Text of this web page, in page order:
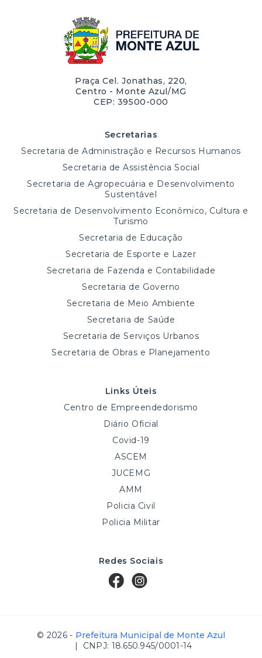
Praça Cel. Jonathas, 220,
Centro - Monte Azul/MG
CEP: 39500-000
Secretarias
Secretaria de Administração e Recursos Humanos
Secretaria de Assistência Social
Secretaria de Agropecuária e Desenvolvimento
Sustentável
Secretaria de Desenvolvimento Econômico, Cultura e
Turismo
Secretaria de Educação
Secretaria de Esporte e Lazer
Secretaria de Fazenda e Contabilidade
Secretaria de Governo
Secretaria de Meio Ambiente
Secretaria de Saúde
Secretaria de Serviços Urbanos
Secretaria de Obras e Planejamento
Links Úteis
Centro de Empreendedorismo
Diário Oficial
Covid-19
ASCEM
JUCEMG
AMM
Policia Civil
Policia Militar
Redes Sociais
© 2026 - Prefeitura Municipal de Monte Azul
| CNPJ: 18.650.945/0001-14